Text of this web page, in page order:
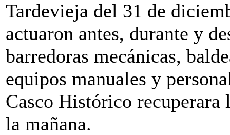
Tardevieja del 31 de
actuaron antes, durante y
barredoras mecánicas,
equipos manuales y
Casco Histórico
la mañana.